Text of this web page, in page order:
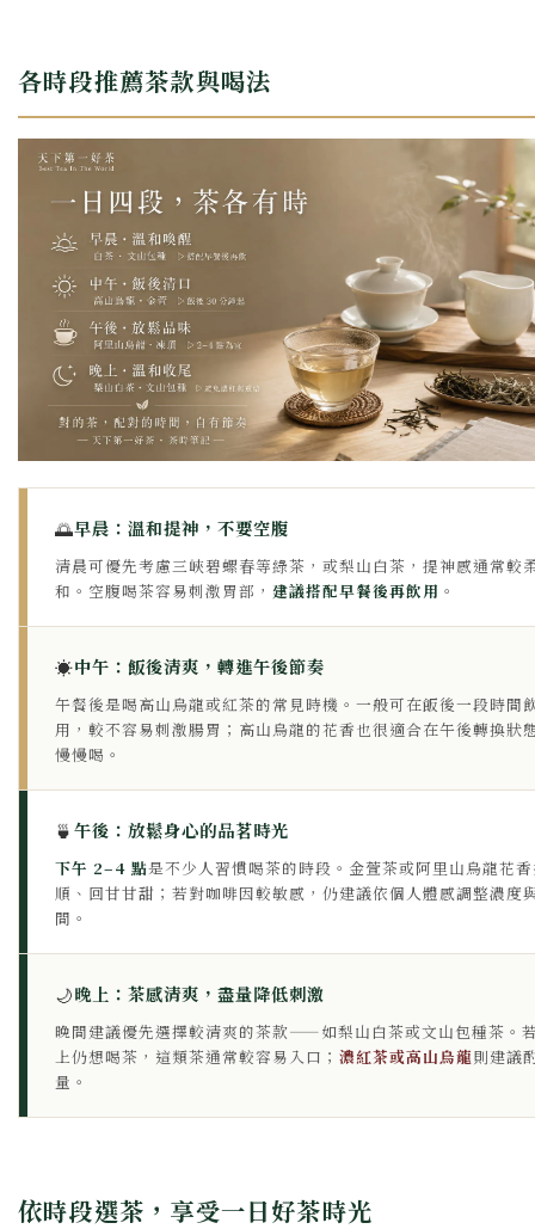
各時段推薦茶款與喝法
🌅早晨：溫和提神，不要空腹
清晨可優先考慮三峽碧螺春等綠茶，或梨山白茶，提神感通常較
和。空腹喝茶容易刺激胃部， 建議搭配早餐後再飲用 。
☀️中午：飯後清爽，轉進午後節奏
午餐後是喝高山烏龍或紅茶的常見時機。一般可在飯後一段時間
用，較不容易刺激腸胃；高山烏龍的花香也很適合在午後轉換狀
慢慢喝。
🍵 午後：放鬆身心的品茗時光
下午 2–4 點是不少人習慣喝茶的時段。金萱茶或阿里山烏龍花
順、回甘甘甜；若對咖啡因較敏感，仍建議依個人體感調整濃度
間。
🌙晚上：茶感清爽，盡量降低刺激
晚間建議優先選擇較清爽的茶款——如梨山白茶或文山包種茶。
上仍想喝茶，這類茶通常較容易入口； 濃紅茶或高山烏龍則建議
量。
依時段選茶，享受一日好茶時光